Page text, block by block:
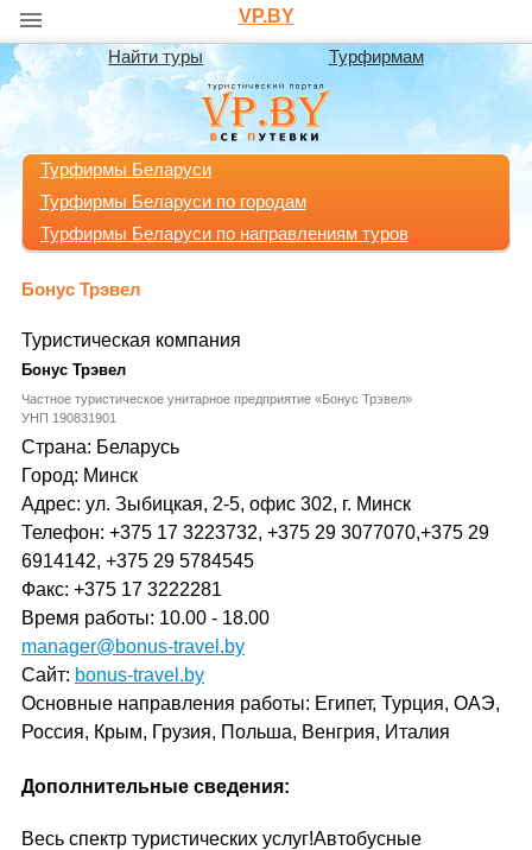
VP.BY
Найти туры Турфирмам
Турфирмы Беларуси
Турфирмы Беларуси по городам
Турфирмы Беларуси по направлениям туров
Бонус Трэвел
Туристическая компания
Бонус Трэвел
Частное туристическое унитарное предприятие «Бонус Трэвел»
УНП 190831901
Страна: Беларусь
Город: Минск
Адрес: ул. Зыбицкая, 2-5, офис 302, г. Минск
Телефон: +375 17 3223732, +375 29 3077070,+375 29
6914142, +375 29 5784545
Факс: +375 17 3222281
Время работы: 10.00 - 18.00
manager@bonus-travel.by
Сайт: bonus-travel.by
Основные направления работы: Египет, Турция, ОАЭ,
Россия, Крым, Грузия, Польша, Венгрия, Италия
Дополнительные сведения:
Весь спектр туристических услуг!Автобусные